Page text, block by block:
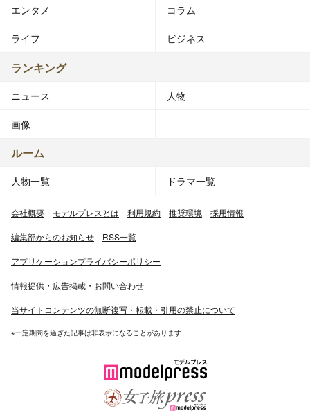
エンタメ コラム
ライフ ビジネス
ランキング
ニュース 人物
画像
ルーム
人物一覧 ドラマ一覧
会社概要 モデルプレスとは 利用規約 推奨環境 採用情報
編集部からのお知らせ RSS一覧
アプリケーションプライバシーポリシー
情報提供・広告掲載・お問い合わせ
当サイトコンテンツの無断複写・転載・引用の禁止について
※一定期間を過ぎた記事は非表示になることがあります